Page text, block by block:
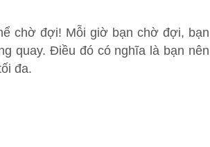
chờ đợi! Mỗi giờ bạn chờ đợi, bạn
quay. Điều đó có nghĩa là bạn nên
đa.